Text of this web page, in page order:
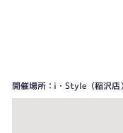
開催場所：i・Style（稲沢